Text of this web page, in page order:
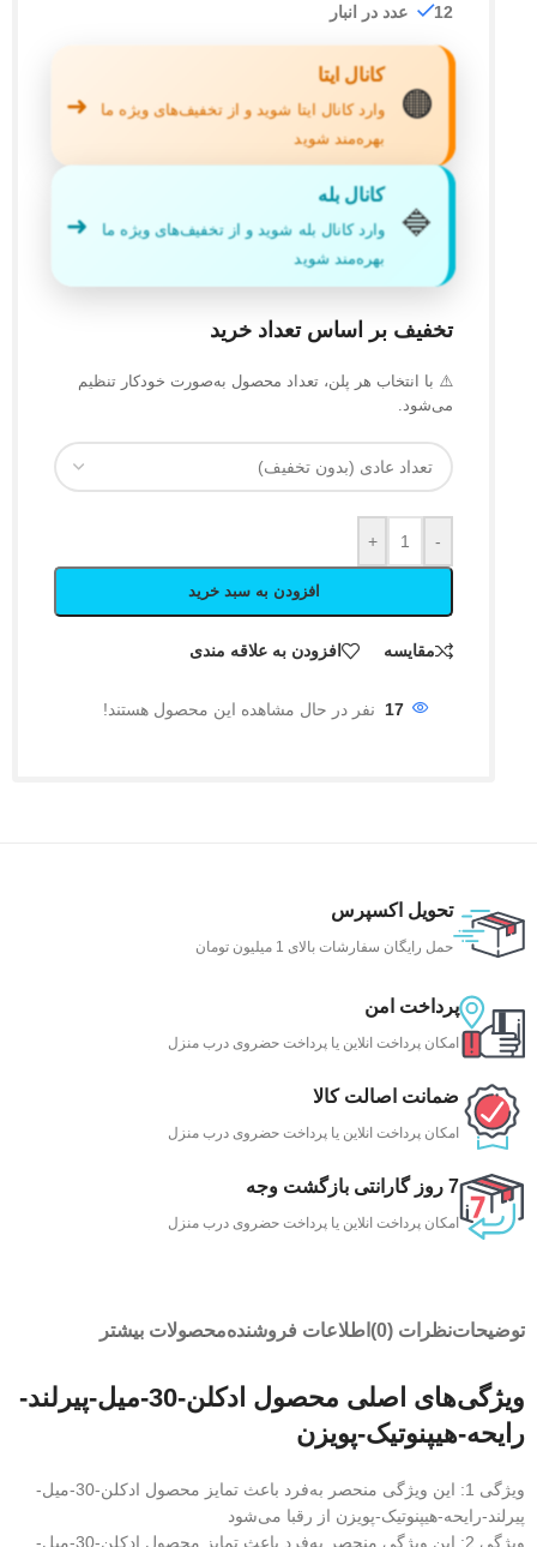
12 عدد در انبار
🟠
کانال ایتا
وارد کانال ایتا شوید و از تخفیف‌های ویژه ما
بهره‌مند شوید
➜
🔷
کانال بله
وارد کانال بله شوید و از تخفیف‌های ویژه ما
بهره‌مند شوید
➜
تخفیف بر اساس تعداد خرید
⚠️ با انتخاب هر پلن، تعداد محصول به‌صورت خودکار تنظیم
می‌شود.
-
+
افزودن به سبد خرید
مقایسه افزودن به علاقه مندی
17 نفر در حال مشاهده این محصول هستند!
تحویل اکسپرس
حمل رایگان سفارشات بالای 1 میلیون تومان
پرداخت امن
امکان پرداخت انلاین یا پرداخت حضروی درب منزل
ضمانت اصالت کالا
امکان پرداخت انلاین یا پرداخت حضروی درب منزل
7 روز گارانتی بازگشت وجه
امکان پرداخت انلاین یا پرداخت حضروی درب منزل
توضیحاتنظرات (0) اطلاعات فروشندهمحصولات بیشتر
ویژگی‌های اصلی محصول ادکلن-30-میل-پیرلند-
رایحه-هیپنوتیک-پویزن
ویژگی 1: این ویژگی منحصر به‌فرد باعث تمایز محصول ادکلن-30-میل-
پیرلند-رایحه-هیپنوتیک-پویزن از رقبا می‌شود
ویژگی 2: این ویژگی منحصر به‌فرد باعث تمایز محصول ادکلن-30-میل-